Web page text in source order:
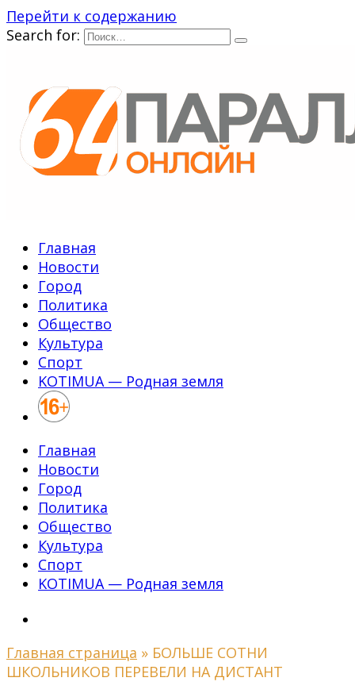
Перейти к содержанию
Search for:
Главная
Новости
Город
Политика
Общество
Культура
Спорт
KOTIMUA — Родная земля
Главная
Новости
Город
Политика
Общество
Культура
Спорт
KOTIMUA — Родная земля
Главная страница » БОЛЬШЕ СОТНИ
ШКОЛЬНИКОВ ПЕРЕВЕЛИ НА ДИСТАНТ